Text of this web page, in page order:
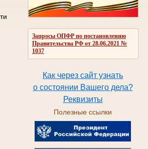
Запросы ОПФР по постановлению
Правительства РФ от 28.06.2021 №
1037
Как через сайт узнать
о состоянии Вашего дела?
Реквизиты
Полезные ссылки